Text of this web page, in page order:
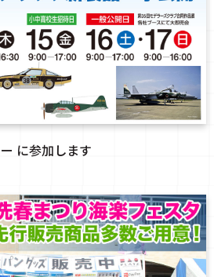
に参加します